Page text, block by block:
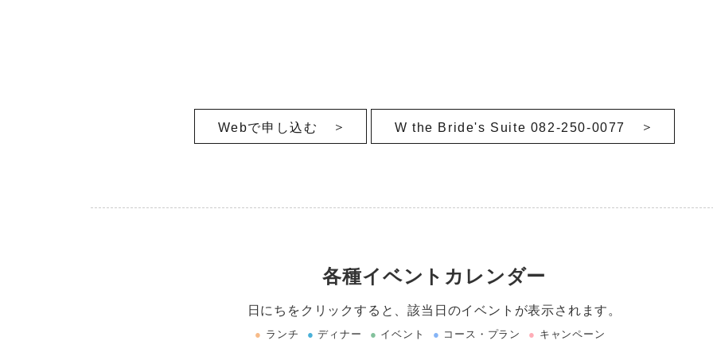
Webで申し込む W the Bride's Suite 082-250-0077
各種イベントカレンダー
日にちをクリックすると、該当日のイベントが表示されます。
● ランチ ● ディナー ● イベント ● コース・プラン ● キャンペーン